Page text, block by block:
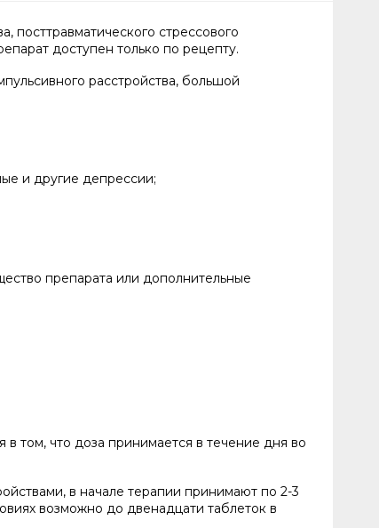
посттравматического стрессового
доступен только по рецепту.
расстройства, большой
и другие депрессии;
препарата или дополнительные
том, что доза принимается в течение дня во
в начале терапии принимают по 2-3
возможно до двенадцати таблеток в